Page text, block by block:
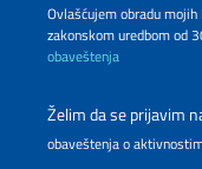
Ovlašćujem obradu
zakonskom uredbom od
obaveštenja
Želim da se prijavim
obaveštenja o